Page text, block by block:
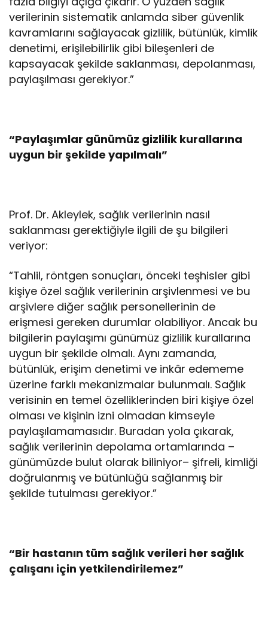
verilerinin sistematik anlamda siber güvenlik
kavramlarını sağlayacak gizlilik, bütünlük, kimlik
denetimi, erişilebilirlik gibi bileşenleri de
kapsayacak şekilde saklanması, depolanması,
paylaşılması gerekiyor.”
“Paylaşımlar günümüz gizlilik kurallarına
uygun bir şekilde yapılmalı”
Prof. Dr. Akleylek, sağlık verilerinin nasıl
saklanması gerektiğiyle ilgili de şu bilgileri
veriyor:
“Tahlil, röntgen sonuçları, önceki teşhisler gibi
kişiye özel sağlık verilerinin arşivlenmesi ve bu
arşivlere diğer sağlık personellerinin de
erişmesi gereken durumlar olabiliyor. Ancak bu
bilgilerin paylaşımı günümüz gizlilik kurallarına
uygun bir şekilde olmalı. Aynı zamanda,
bütünlük, erişim denetimi ve inkâr edememe
üzerine farklı mekanizmalar bulunmalı. Sağlık
verisinin en temel özelliklerinden biri kişiye özel
olması ve kişinin izni olmadan kimseyle
paylaşılamamasıdır. Buradan yola çıkarak,
sağlık verilerinin depolama ortamlarında –
günümüzde bulut olarak biliniyor– şifreli, kimliği
doğrulanmış ve bütünlüğü sağlanmış bir
şekilde tutulması gerekiyor.”
“Bir hastanın tüm sağlık verileri her sağlık
çalışanı için yetkilendirilemez”